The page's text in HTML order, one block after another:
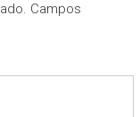
Campos